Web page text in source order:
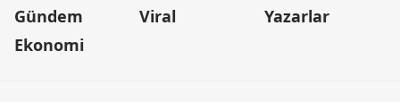
Gündem
Ekonomi
Viral
Yazarlar